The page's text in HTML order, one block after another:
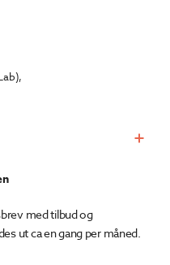
med tilbud og
ut ca en gang per måned.